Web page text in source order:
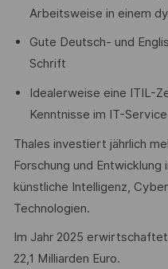
Arbeitsweise in einem
Gute Deutsch- und
Schrift
Idealerweise eine ITIL-
Kenntnisse im IT-
Thales investiert jährlich
Forschung und
künstliche Intelligenz,
Technologien.
Im Jahr 2025
22,1 Milliarden Euro.